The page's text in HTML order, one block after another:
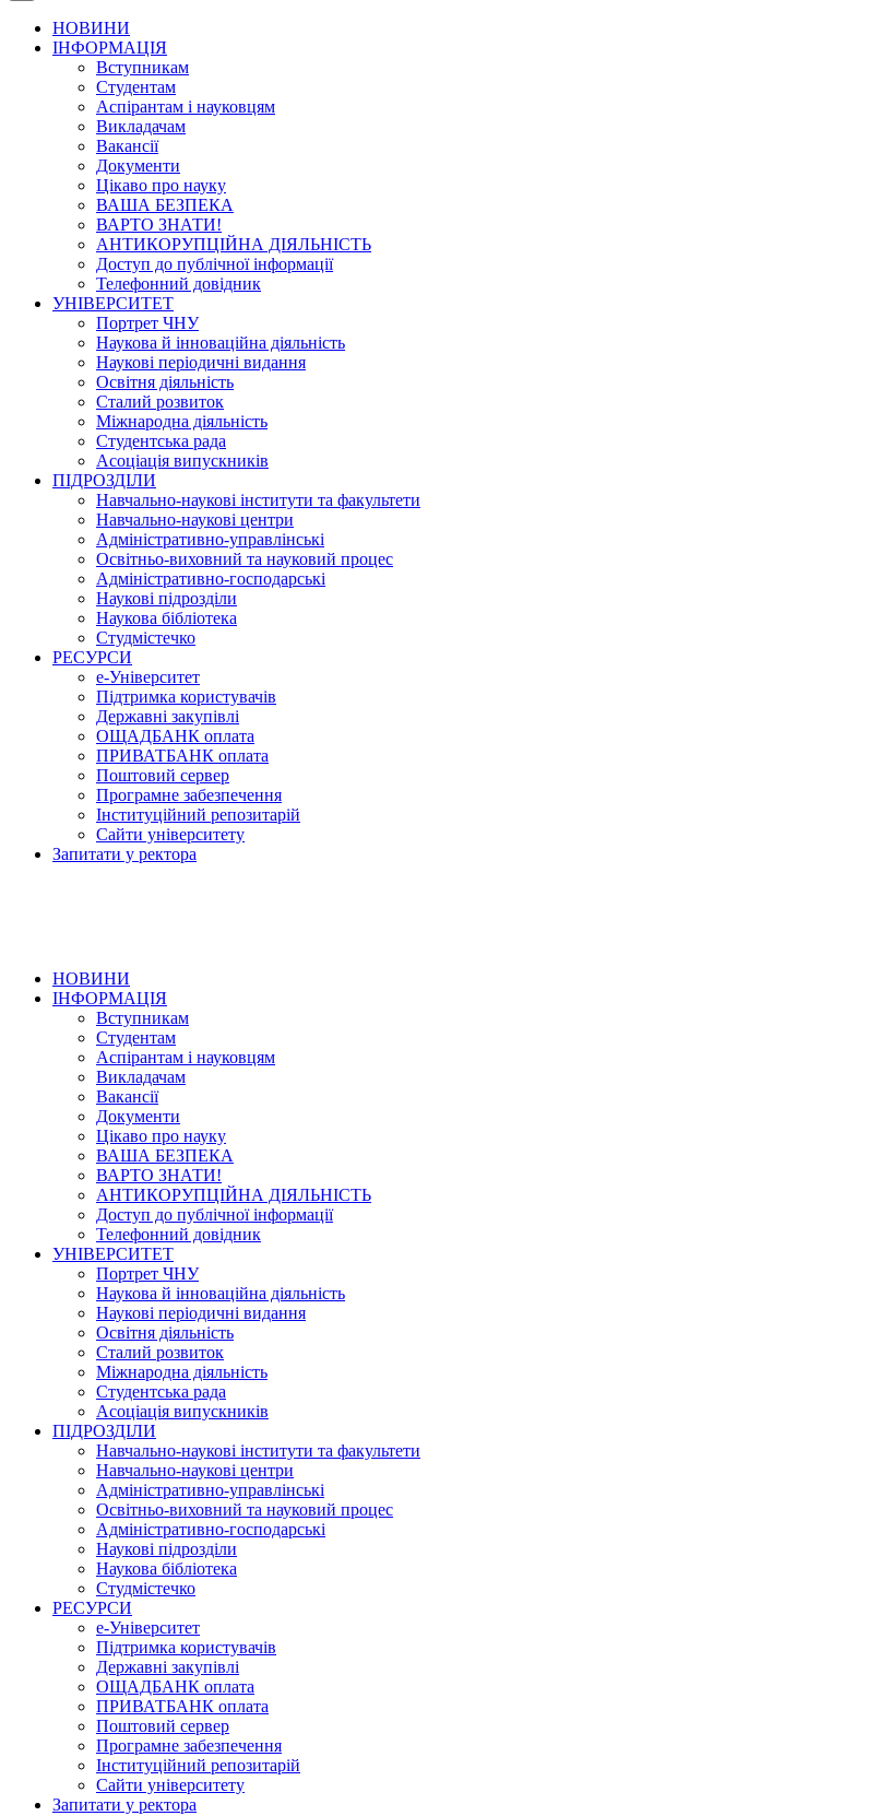
НОВИНИ
ІНФОРМАЦІЯ
Вступникам
Студентам
Аспірантам і науковцям
Викладачам
Вакансії
Документи
Цікаво про науку
ВАША БЕЗПЕКА
ВАРТО ЗНАТИ!
АНТИКОРУПЦІЙНА ДІЯЛЬНІСТЬ
Доступ до публічної інформації
Телефонний довідник
УНІВЕРСИТЕТ
Портрет ЧНУ
Наукова й інноваційна діяльність
Наукові періодичні видання
Освітня діяльність
Сталий розвиток
Міжнародна діяльність
Студентська рада
Асоціація випускників
ПІДРОЗДІЛИ
Навчально-наукові інститути та факультети
Навчально-наукові центри
Адміністративно-управлінські
Освітньо-виховний та науковий процес
Адміністративно-господарські
Наукові підрозділи
Наукова бібліотека
Студмістечко
РЕСУРСИ
е-Університет
Підтримка користувачів
Державні закупівлі
ОЩАДБАНК оплата
ПРИВАТБАНК оплата
Поштовий сервер
Програмне забезпечення
Інституційний репозитарій
Сайти університету
Запитати у ректора
НОВИНИ
ІНФОРМАЦІЯ
Вступникам
Студентам
Аспірантам і науковцям
Викладачам
Вакансії
Документи
Цікаво про науку
ВАША БЕЗПЕКА
ВАРТО ЗНАТИ!
АНТИКОРУПЦІЙНА ДІЯЛЬНІСТЬ
Доступ до публічної інформації
Телефонний довідник
УНІВЕРСИТЕТ
Портрет ЧНУ
Наукова й інноваційна діяльність
Наукові періодичні видання
Освітня діяльність
Сталий розвиток
Міжнародна діяльність
Студентська рада
Асоціація випускників
ПІДРОЗДІЛИ
Навчально-наукові інститути та факультети
Навчально-наукові центри
Адміністративно-управлінські
Освітньо-виховний та науковий процес
Адміністративно-господарські
Наукові підрозділи
Наукова бібліотека
Студмістечко
РЕСУРСИ
е-Університет
Підтримка користувачів
Державні закупівлі
ОЩАДБАНК оплата
ПРИВАТБАНК оплата
Поштовий сервер
Програмне забезпечення
Інституційний репозитарій
Сайти університету
Запитати у ректора